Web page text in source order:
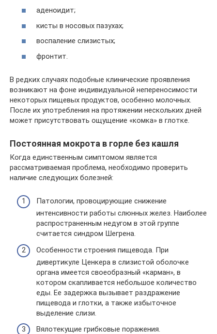
аденоидит;
кисты в носовых пазухах;
воспаление слизистых;
фронтит.
В редких случаях подобные клинические проявления
возникают на фоне индивидуальной непереносимости
некоторых пищевых продуктов, особенно молочных.
После их употребления на протяжении нескольких дней
может присутствовать ощущение «комка» в глотке.
Постоянная мокрота в горле без кашля
Когда единственным симптомом является
рассматриваемая проблема, необходимо проверить
наличие следующих болезней:
Патологии, провоцирующие снижение
интенсивности работы слюнных желез. Наиболее
распространенным недугом в этой группе
считается синдром Шегрена.
Особенности строения пищевода. При
дивертикуле Ценкера в слизистой оболочке
органа имеется своеобразный «карман», в
котором скапливается небольшое количество
еды. Ее задержка вызывает раздражение
пищевода и глотки, а также избыточное
выделение слизи.
Вялотекущие грибковые поражения.